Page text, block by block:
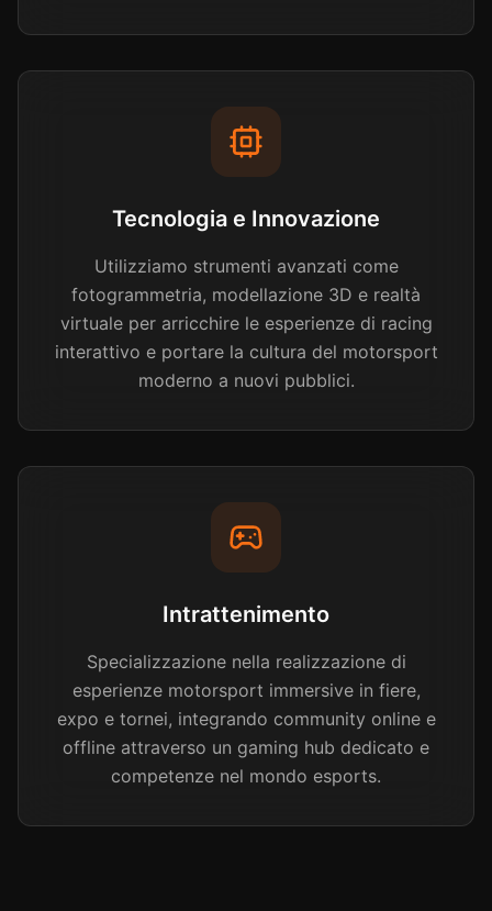
Tecnologia e Innovazione
Utilizziamo strumenti avanzati come
fotogrammetria, modellazione 3D e realtà
virtuale per arricchire le esperienze di racing
interattivo e portare la cultura del motorsport
moderno a nuovi pubblici.
Intrattenimento
Specializzazione nella realizzazione di
esperienze motorsport immersive in fiere,
expo e tornei, integrando community online e
offline attraverso un gaming hub dedicato e
competenze nel mondo esports.